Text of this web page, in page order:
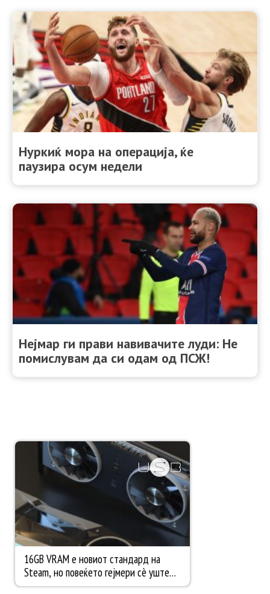
Нуркиќ мора на операција, ќе
паузира осум недели
Нејмар ги прави навивачите луди: Не
помислувам да си одам од ПСЖ!